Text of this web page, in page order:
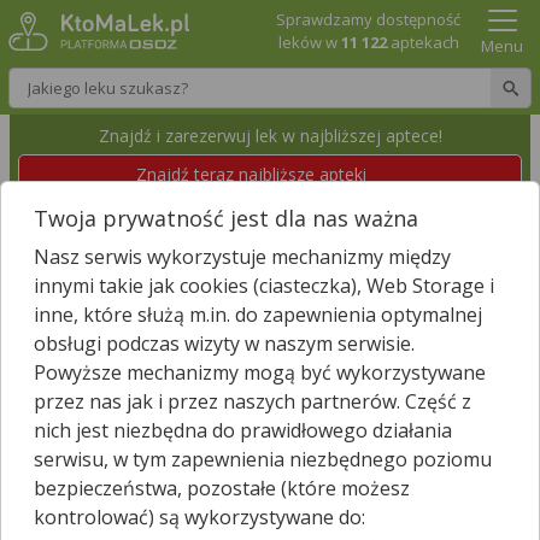
Wpisz nazwę leku
Sprawdzamy dostępność
leków w11 122aptekach Menu
Znajdź i zarezerwuj lek w najbliższej aptece!
Znajdź teraz najbliższe apteki
APTEKA GALEN
Będzin, Władysława Kniewskiego 5 Id apteki: 896 359
Znajdź leki w okolicy i zarezerwuj
Zgłoś nieistniejącą aptekę
−
Twoja prywatność jest dla nas ważna
Nasz serwis wykorzystuje mechanizmy między
innymi takie jak cookies (ciasteczka), Web Storage i
inne, które służą m.in. do zapewnienia optymalnej
obsługi podczas wizyty w naszym serwisie.
Powyższe mechanizmy mogą być wykorzystywane
przez nas jak i przez naszych partnerów. Część z
nich jest niezbędna do prawidłowego działania
serwisu, w tym zapewnienia niezbędnego poziomu
bezpieczeństwa, pozostałe (które możesz
kontrolować) są wykorzystywane do: